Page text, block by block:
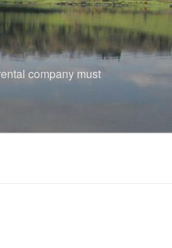
company must